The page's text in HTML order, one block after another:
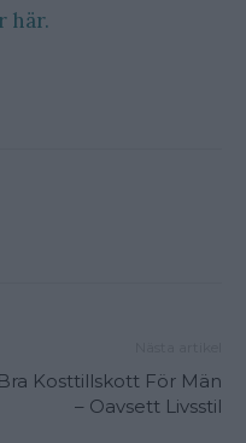
här.
Kosttillskott För Män
– Oavsett Livsstil